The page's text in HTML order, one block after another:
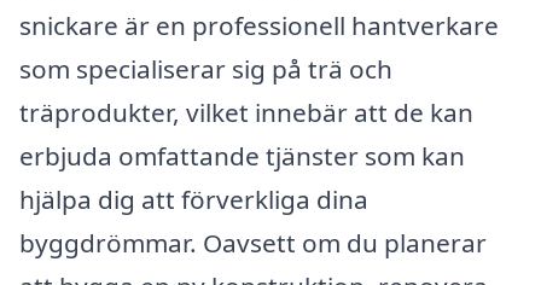
snickare är en professionell hantverkare
som specialiserar sig på trä och
träprodukter, vilket innebär att de kan
erbjuda omfattande tjänster som kan
hjälpa dig att förverkliga dina
byggdrömmar. Oavsett om du planerar